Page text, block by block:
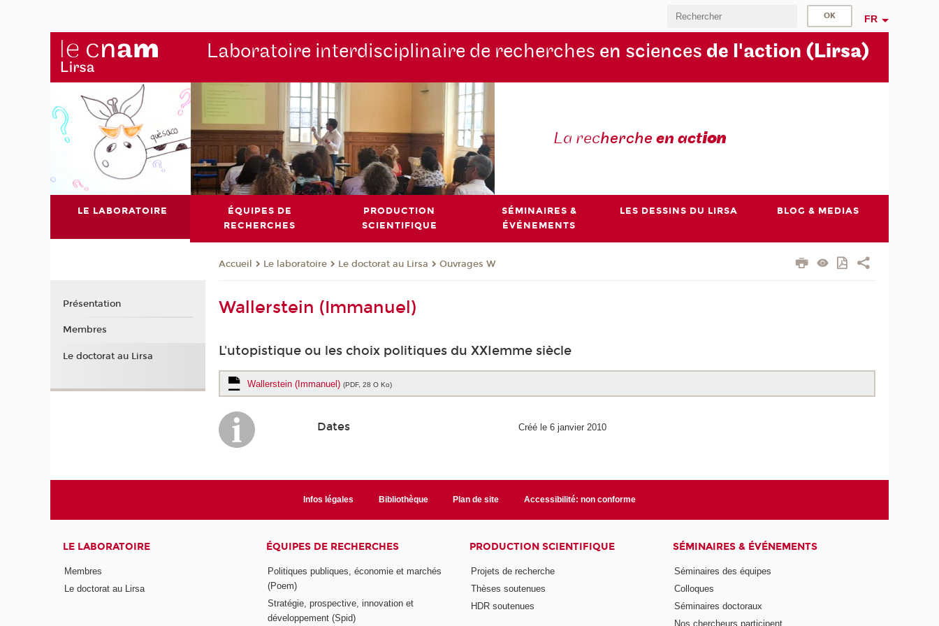
FR
Laboratoire interdisciplinaire de recherches en sciences de l'action (Lirsa)
La recherche en action
LE LABORATOIRE
ÉQUIPES DE
RECHERCHES
PRODUCTION
SCIENTIFIQUE
SÉMINAIRES &
ÉVÉNEMENTS
LES DESSINS DU LIRSA BLOG & MEDIAS
Accueil Le laboratoire Le doctorat au Lirsa Ouvrages W
Wallerstein (Immanuel)
L'utopistique ou les choix politiques du XXIemme siècle
Wallerstein (Immanuel) (PDF, 28 O Ko)
Dates Créé le 6 janvier 2010
Présentation
Membres
Le doctorat au Lirsa
Infos légales Bibliothèque Plan de site Accessibilité: non conforme
LE LABORATOIRE
Membres
Le doctorat au Lirsa
ÉQUIPES DE RECHERCHES
Politiques publiques, économie et marchés
(Poem)
Stratégie, prospective, innovation et
développement (Spid)
PRODUCTION SCIENTIFIQUE
Projets de recherche
Thèses soutenues
HDR soutenues
SÉMINAIRES & ÉVÉNEMENTS
Séminaires des équipes
Colloques
Séminaires doctoraux
Nos chercheurs participent